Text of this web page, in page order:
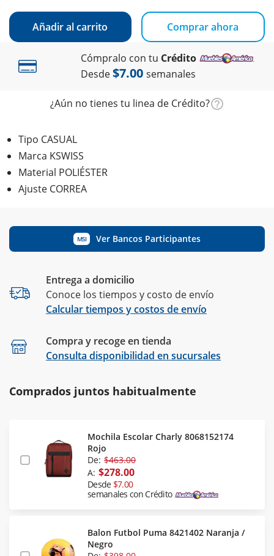
Añadir al carrito Comprar ahora
Cómpralo con tu Crédito
Desde$7.00 semanales
¿Aún no tienes tu linea de Crédito?
Tipo CASUAL
Marca KSWISS
Material POLIÉSTER
Ajuste CORREA
MSI Ver Bancos Participantes
Entrega a domicilio
Conoce los tiempos y costo de envío
Calcular tiempos y costos de envío
Compra y recoge en tienda
Consulta disponibilidad en sucursales
Comprados juntos habitualmente
Mochila Escolar Charly 8068152174
Rojo
De: $463.00
A: $278.00
Desde $7.00
semanales con Crédito
Balon Futbol Puma 8421402 Naranja /
Negro